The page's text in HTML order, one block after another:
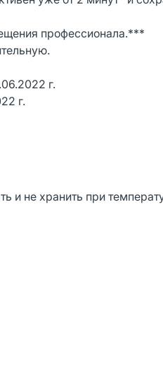
профессионала.***
г.
г.
и не хранить при